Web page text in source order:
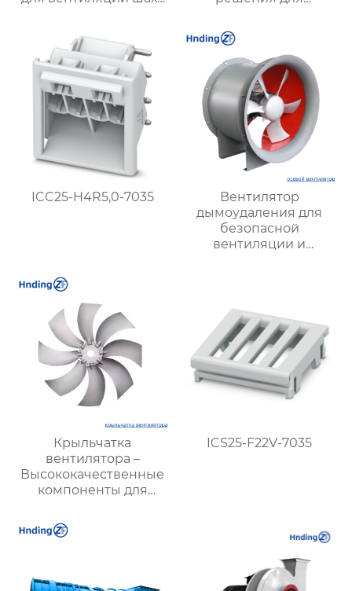
вентиляции и
безопасности
ICC25-H4R5,0-7035
Вентилятор
дымоудаления для
безопасной
вентиляции и
надежность
Крыльчатка
вентилятора –
Высококачественные
компоненты для
вентиляции
ICS25-F22V-7035